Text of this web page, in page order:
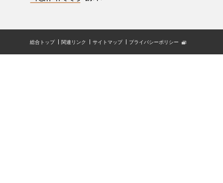
総合トップ 関連リンク サイトマップ プライバシーポリシー